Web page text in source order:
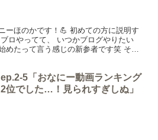
ーほのかです！💪 初めての方に説明す
ロやってて、 いつかブログやりたい
めたって言う感じの新参者です笑 それ
ep.2-5「おなにー動画ランキング
2位でした…！見られすぎしぬ」